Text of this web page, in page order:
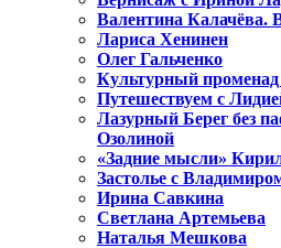
Валентина Калачёва.
Лариса Хенинен
Олег Гальченко
Культурный променад
Путешествуем с
Лазурный Берег без
Озолиной
«Задние мысли»
Застолье с
Ирина Савкина
Светлана Артемьева
Наталья Мешкова